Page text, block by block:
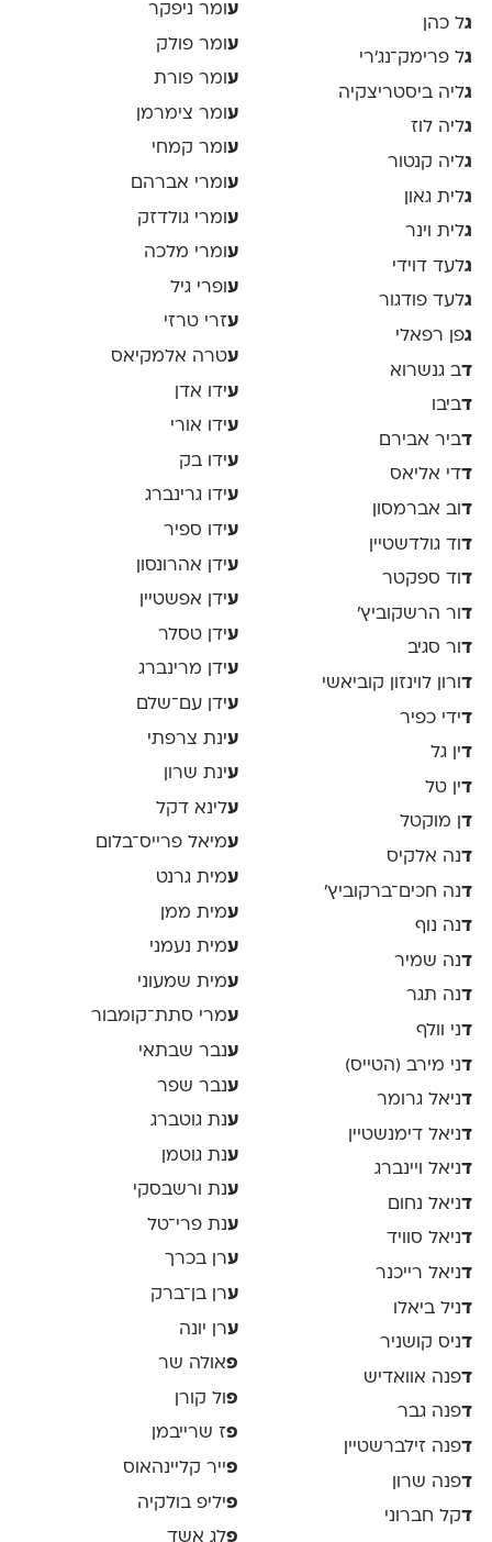
גל כהן
גל פרימק־נג׳רי
גליה ביסטריצקיה
גליה לוז
גליה קנטור
גלית גאון
גלית וינר
גלעד דוידי
גלעד פודגור
גפן רפאלי
דב גנשרוא
דביבו
דביר אבירם
דדי אליאס
דוב אברמסון
דוד גולדשטיין
דוד ספקטר
דור הרשקוביץ׳
דור סגיב
דורון לוינזון קוביאשי
דידי כפיר
דין גל
דין טל
דן מוקטל
דנה אלקיס
דנה חכים־ברקוביץ׳
דנה נוף
דנה שמיר
דנה תגר
דני וולף
דני מירב (הטייס)
דניאל גרומר
דניאל דימנשטיין
דניאל ויינברג
דניאל נחום
דניאל סוויד
דניאל רייכנר
דניל ביאלו
דניס קושניר
דפנה אוואדיש
דפנה גבר
דפנה זילברשטיין
דפנה שרון
דקל חברוני
ע ומר ניפקר
ע ומר פולק
עומר פורת
ע ומר צימרמן
עומר קמחי
ע ומרי אברהם
ע ומרי גולדזק
עומרי מלכה
ע ופרי גיל
עזרי טרזי
עטרה אלמקיאס
עידו אדן
עידו אורי
עידו בק
עידו גרינברג
עידו ספיר
עידן אהרונסון
עידן אפשטיין
עידן טסלר
עידן מרינברג
עידן עם־שלם
עינת צרפתי
עינת שרון
עלינא דקל
עמיאל פרייס־בלום
עמית גרנט
עמית ממן
עמית נעמני
עמית שמעוני
עמרי סתת־קומבור
ענבר שבתאי
ענבר שפר
ענת גוטברג
ענת גוטמן
ענת ורשבסקי
ענת פרי־טל
ערן בכרך
ערן בן־ברק
ערן יונה
פאולה שר
פ ול קורן
פז שרייבמן
פייר קליינהאוס
פיליפ בולקיה
פלג אשד